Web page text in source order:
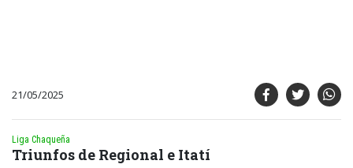
21/05/2025
Liga Chaqueña
Triunfos de Regional e Itatí